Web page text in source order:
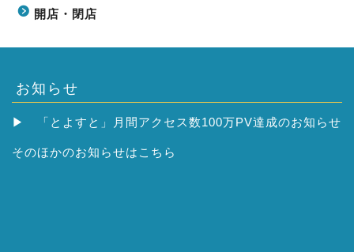
開店・閉店
お知らせ
▶ 「とよすと」月間アクセス数100万PV達成のお知らせ
そのほかのお知らせはこちら